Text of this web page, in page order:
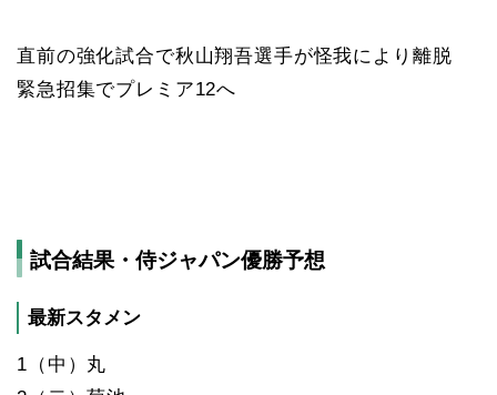
直前の強化試合で秋山翔吾選手が怪我により離脱
緊急招集でプレミア12へ
試合結果・侍ジャパン優勝予想
最新スタメン
1（中）丸